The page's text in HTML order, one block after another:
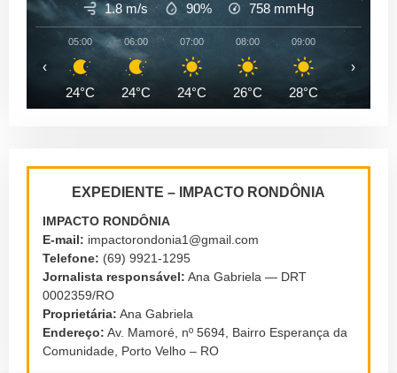
1.8 m/s 90% 758 mmHg
05:00
24°C
06:00
24°C
07:00
24°C
08:00
26°C
09:00
28°C
‹ ›
EXPEDIENTE – IMPACTO RONDÔNIA
IMPACTO RONDÔNIA
E-mail: impactorondonia1@gmail.com
Telefone: (69) 9921-1295
Jornalista responsável: Ana Gabriela — DRT
0002359/RO
Proprietária: Ana Gabriela
Endereço: Av. Mamoré, nº 5694, Bairro Esperança da
Comunidade, Porto Velho – RO